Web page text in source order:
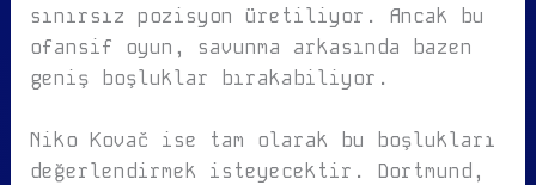
sınırsız pozisyon üretiliyor. Ancak bu
ofansif oyun, savunma arkasında bazen
geniş boşluklar bırakabiliyor.
Niko Kovač ise tam olarak bu boşlukları
değerlendirmek isteyecektir. Dortmund,